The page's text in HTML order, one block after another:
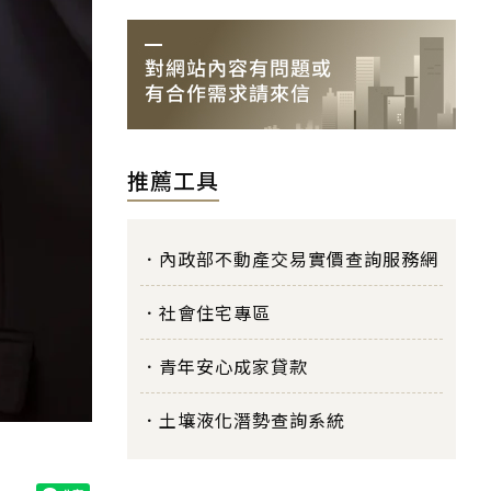
推薦工具
內政部不動產交易實價查詢服務網
社會住宅專區
青年安心成家貸款
土壤液化潛勢查詢系統